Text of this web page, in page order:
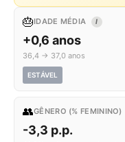
🎂IDADE MÉDIA I
+0,6 anos
36,4 → 37,0 anos
ESTÁVEL
👥GÊNERO (% FEMININO)
-3,3 p.p.